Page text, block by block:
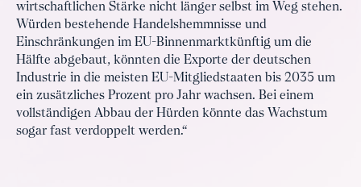
wirtschaftlichen Stärke nicht länger selbst im Weg stehen.
Würden bestehende Handelshemmnisse und
Einschränkungen im EU-Binnenmarktkünftig um die
Hälfte abgebaut, könnten die Exporte der deutschen
Industrie in die meisten EU-Mitgliedstaaten bis 2035 um
ein zusätzliches Prozent pro Jahr wachsen. Bei einem
vollständigen Abbau der Hürden könnte das Wachstum
sogar fast verdoppelt werden.“